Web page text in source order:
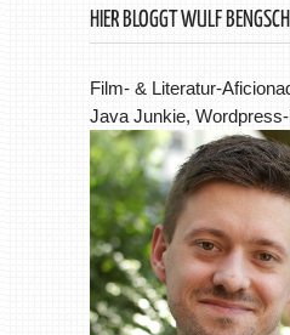
HIER BLOGGT WULF BENGSCH
Film- & Literatur-
Java Junkie,